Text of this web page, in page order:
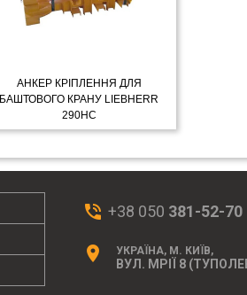
АНКЕР КРІПЛЕННЯ ДЛЯ
БАШТОВОГО КРАНУ LIEBHERR
290HC
phone_in_talk +38 050 381-52-70
location_on УКРАЇНА, М. КИЇВ,
ВУЛ. МРІЇ 8